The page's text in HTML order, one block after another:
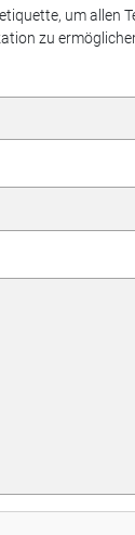
um allen
zu